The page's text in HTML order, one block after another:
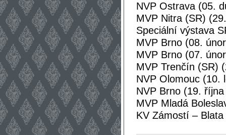
NVP Ostrava (05.
MVP Nitra (SR)
Speciální výstava
MVP Brno (08.
MVP Brno (07.
MVP Trenčín (SR)
NVP Olomouc (10.
NVP Brno (19.
MVP Mladá
KV Zámostí –